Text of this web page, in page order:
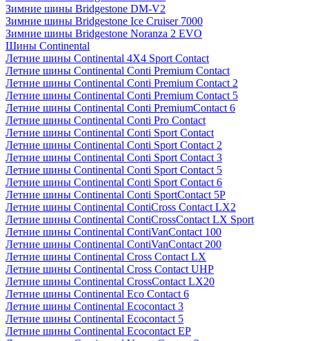
Зимние шины Bridgestone DM-V2
Зимние шины Bridgestone Ice Cruiser 7000
Зимние шины Bridgestone Noranza 2 EVO
Шины Continental
Летние шины Continental 4X4 Sport Contact
Летние шины Continental Conti Premium Contact
Летние шины Continental Conti Premium Contact 2
Летние шины Continental Conti Premium Contact 5
Летние шины Continental Conti PremiumContact 6
Летние шины Continental Conti Pro Contact
Летние шины Continental Conti Sport Contact
Летние шины Continental Conti Sport Contact 2
Летние шины Continental Conti Sport Contact 3
Летние шины Continental Conti Sport Contact 5
Летние шины Continental Conti Sport Contact 6
Летние шины Continental Conti SportContact 5P
Летние шины Continental ContiCross Contact LX2
Летние шины Continental ContiCrossContact LX Sport
Летние шины Continental ContiVanContact 100
Летние шины Continental ContiVanContact 200
Летние шины Continental Cross Contact LX
Летние шины Continental Cross Contact UHP
Летние шины Continental CrossContact LX20
Летние шины Continental Eco Contact 6
Летние шины Continental Ecocontact 3
Летние шины Continental Ecocontact 5
Летние шины Continental Ecocontact EP